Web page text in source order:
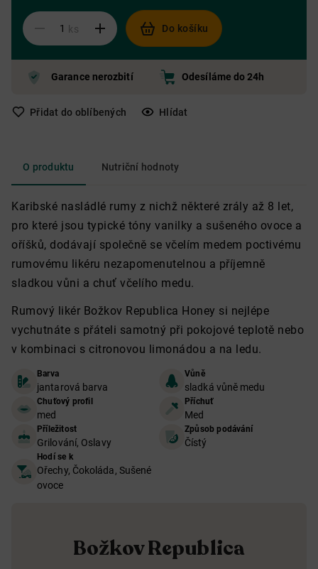
ks Do košíku
Garance nerozbití Odesíláme do 24h
Přidat do oblíbených Hlídat
O produktu Nutriční hodnoty
Karibské nasládlé rumy z nichž některé zrály až 8 let,
pro které jsou typické tóny vanilky a sušeného ovoce a
oříšků, dodávají společně se včelím medem poctivému
rumovému likéru nezapomenutelnou a příjemně
sladkou vůni a chuť včelího medu.
Rumový likér Božkov Republica Honey si nejlépe
vychutnáte s přáteli samotný při pokojové teplotě nebo
v kombinaci s citronovou limonádou a na ledu.
Barva
jantarová barva
Vůně
sladká vůně medu
Chuťový profil
med
Příchuť
Med
Příležitost
Grilování, Oslavy
Způsob podávání
Čístý
Hodí se k
Ořechy, Čokoláda, Sušené
ovoce
Božkov Republica